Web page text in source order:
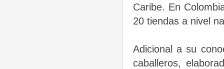
Caribe. En
20 tiendas a nivel
Adicional a su
caballeros,